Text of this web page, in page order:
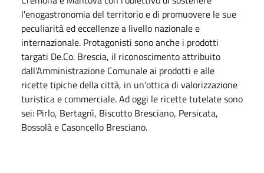
l'enogastronomia del territorio e di promuovere le sue
peculiarità ed eccellenze a livello nazionale e
internazionale. Protagonisti sono anche i prodotti
targati De.Co. Brescia, il riconoscimento attribuito
dall’Amministrazione Comunale ai prodotti e alle
ricette tipiche della città, in un’ottica di valorizzazione
turistica e commerciale. Ad oggi le ricette tutelate sono
sei: Pirlo, Bertagnì, Biscotto Bresciano, Persicata,
Bossolà e Casoncello Bresciano.